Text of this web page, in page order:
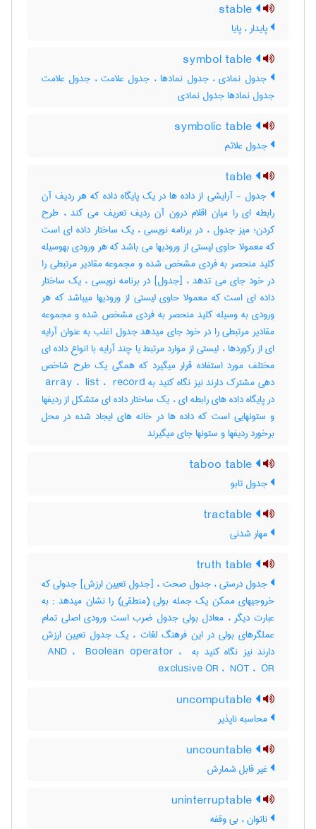
پایدار ، پایا
جدول نمادی ، جدول نمادها ، جدول علامت ، جدول علامت
جدول نمادها جدول نمادی
جدول علائم
جدول - آرایشی از داده ها در یک پایگاه داده که هر ردیف آن
رابطه ای را میان اقلام درون آن ردیف تعریف می کند ، طرح
کردن؛ میز جدول ، در برنامه نویسی ، یک ساختار داده ای است
که معمولا حاوی لیستی از ورودیها می باشد که هر ورودی بهوسیله
کلید منحصر به فردی مشخص شده و مجموعه مقادیر مرتبطی را
در خود جای می تدهد ، [جدول] در برنامه نویسی ، یک ساختار
داده ای است که معمولا حاوی لیستی از ورودیها میباشد که هر
ورودی به وسیله کلید منحصر به فردی مشخص شده و مجموعه
مقادیر مرتبطی را در خود جای میدهد جدول اغلب به عنوان آرایه
ای از رکوردها ، لیستی از موارد مرتبط یا چند آرایه با انواع داده ای
مختلف مورد استفاده قرار میگیرد که همگی یک طرح شاخص
دهی مشترک دارند نیز نگاه کنید به ‎ array ، ‎ list ، ‎ record
در پایگاه داده های رابطه ای ، یک ساختار داده ای متشکل از ردیفها
و ستونهایی است که داده ها در خانه های ایجاد شده در محل
برخورد ردیفها و ستونها جای میگیرند
جدول تابو
مهار شدنی
جدول درستی ، جدول صحت ، [جدول تعیین ارزش] جدولی که
خروجیهای ممکن یک جمله بولی (منطقی) را نشان میدهد‎ ; به
عبارت دیگر ، معادل بولی جدول ضرب است ورودی اصلی تمام
عملگرهای بولی در این فرهنگ لغات ، یک جدول تعیین ارزش
دارند نیز نگاه کنید به ‎ AND ، ‎ Boolean operator ، ‎
exclusive OR ، ‎ NOT ، ‎ OR
محاسبه ناپذیر
غیر قابل شمارش
ناتوان ، بی وقفه